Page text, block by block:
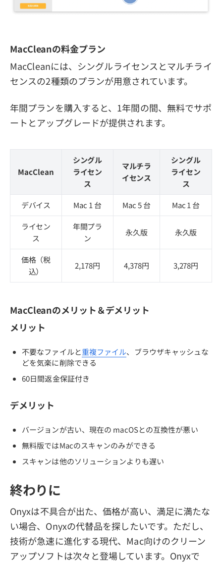
MacCleanの料金プラン
MacCleanには、シングルライセンスとマルチライ
センスの2種類のプランが用意されています。
年間プランを購入すると、1年間の間、無料でサポ
ートとアップグレードが提供されます。
MacClean
シングル
ライセン
ス
マルチラ
イセンス
シングル
ライセン
ス
デバイス Mac 1 台 Mac 5 台 Mac 1 台
ライセン
ス
年間プラ
ン
永久版 永久版
価格（税
込）
2,178円 4,378円 3,278円
MacCleanのメリット＆デメリット
メリット
不要なファイルと重複ファイル、ブラウザキャッシュな
どを気楽に削除できる
60日間返金保証付き
デメリット
バージョンが古い、現在の macOSとの互換性が悪い
無料版ではMacのスキャンのみができる
スキャンは他のソリューションよりも遅い
終わりに
Onyxは不具合が出た、価格が高い、満足に満たな
い場合、Onyxの代替品を探したいです。ただし、
技術が急速に進化する現代、Mac向けのクリーン
アップソフトは次々と登場しています。Onyxで